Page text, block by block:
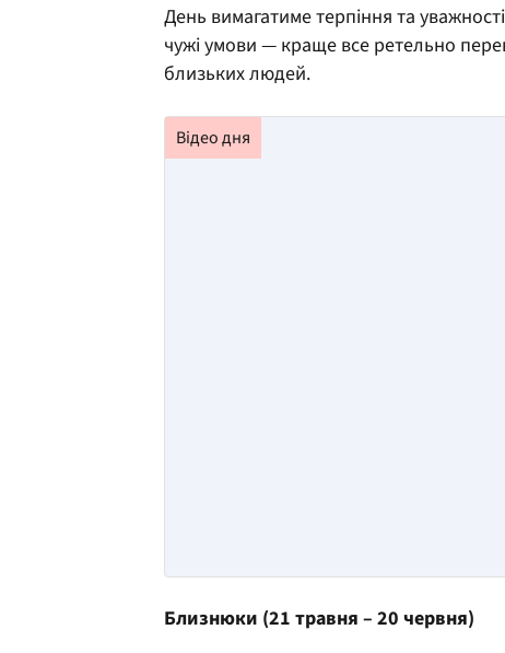
День вимагатиме терпіння та
чужі умови — краще все ретельно
близьких людей.
Близнюки (21 травня – 20 червня)